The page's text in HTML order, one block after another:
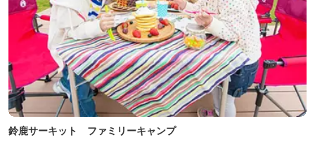
鈴鹿サーキット ファミリーキャンプ